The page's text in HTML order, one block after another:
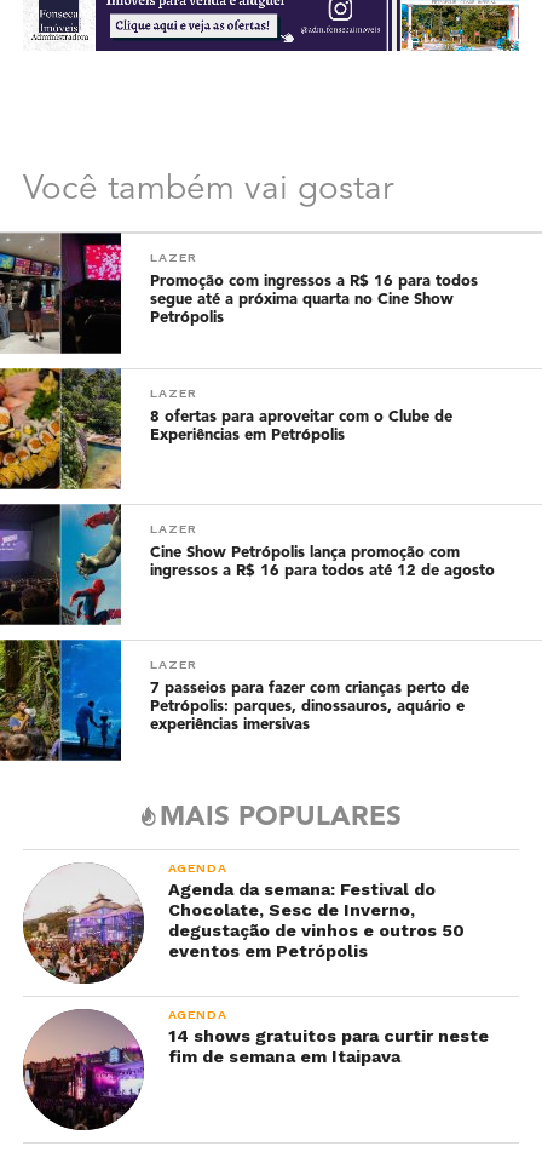
Você também vai gostar
LAZER
Promoção com ingressos a R$ 16 para todos
segue até a próxima quarta no Cine Show
Petrópolis
LAZER
8 ofertas para aproveitar com o Clube de
Experiências em Petrópolis
LAZER
Cine Show Petrópolis lança promoção com
ingressos a R$ 16 para todos até 12 de agosto
LAZER
7 passeios para fazer com crianças perto de
Petrópolis: parques, dinossauros, aquário e
experiências imersivas
MAIS POPULARES
AGENDA
Agenda da semana: Festival do
Chocolate, Sesc de Inverno,
degustação de vinhos e outros 50
eventos em Petrópolis
AGENDA
14 shows gratuitos para curtir neste
fim de semana em Itaipava